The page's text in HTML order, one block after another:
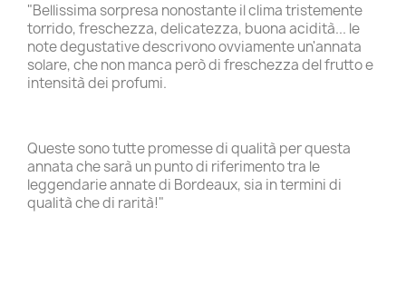
"Bellissima sorpresa nonostante il clima tristemente
torrido, freschezza, delicatezza, buona acidità... le
note degustative descrivono ovviamente un'annata
solare, che non manca però di freschezza del frutto e
intensità dei profumi.
Queste sono tutte promesse di qualità per questa
annata che sarà un punto di riferimento tra le
leggendarie annate di Bordeaux, sia in termini di
qualità che di rarità!"